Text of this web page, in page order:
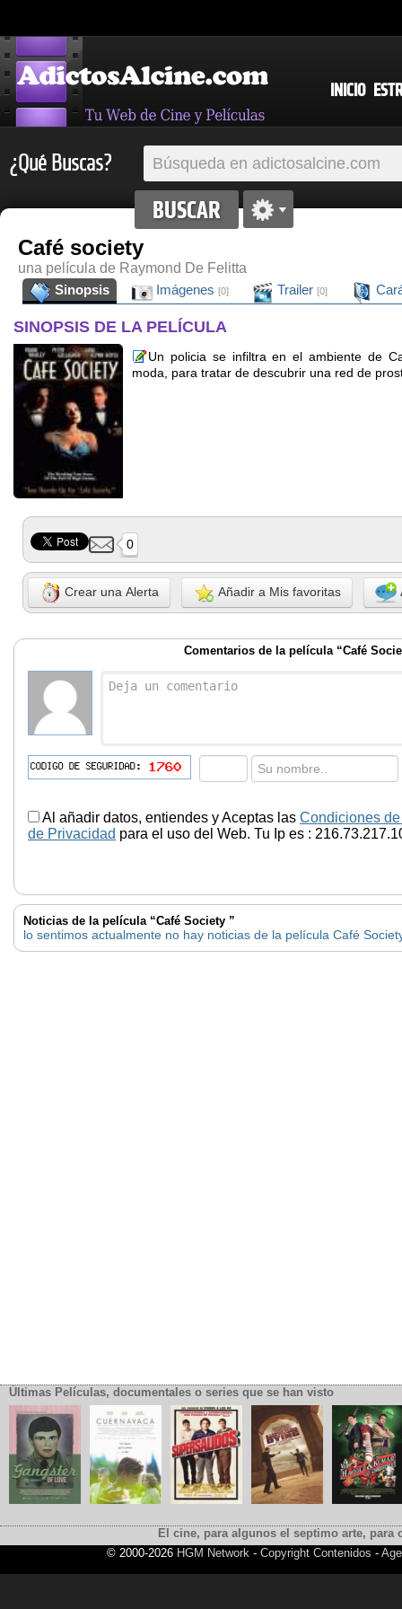
INICIO
¿Qué Buscas?
Café society
una película de Raymond De Felitta
Sinopsis
Imágenes [0] Trailer [0]
SINOPSIS DE LA PELÍCULA
Un policia se infiltra en el ambiente de
moda, para tratar de descubrir una red de
0
Crear una Alerta Añadir a Mis favoritas
Comentarios de la película “Café
Al añadir datos, entiendes y Aceptas las Condiciones
de Privacidad para el uso del Web. Tu Ip es :
Noticias de la película “Café Society ”
lo sentimos actualmente no hay noticias de la película Café
Últimas Películas, documentales o series que se han visto
El cine, para algunos el septimo arte,
© 2000-2026 HGM Network- Copyright Contenidos -